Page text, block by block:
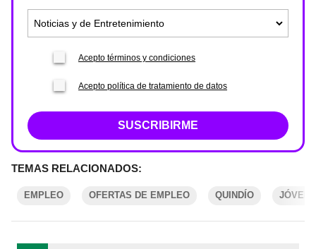
Acepto términos y condiciones
Acepto política de tratamiento de datos
SUSCRIBIRME
TEMAS RELACIONADOS:
EMPLEO OFERTAS DE EMPLEO QUINDÍO